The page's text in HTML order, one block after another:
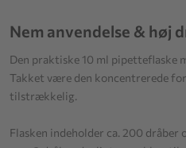
Nem anvendelse & høj
Den praktiske 10 ml pipetteflaske
Takket være den koncentrerede
tilstrækkelig.
Flasken indeholder ca. 200 dråber